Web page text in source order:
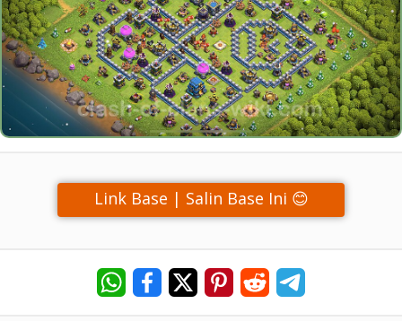
Link Base | Salin Base Ini 😊